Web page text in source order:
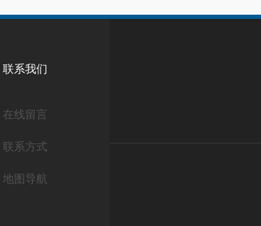
联系我们
在线留言
联系方式
地图导航